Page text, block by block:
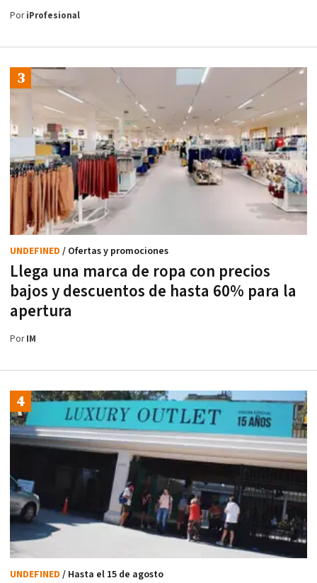
PoriProfesional
Llega una marca de ropa con precios
bajos y descuentos de hasta 60% para la
apertura
UNDEFINED / Ofertas y promociones
PorIM
UNDEFINED / Hasta el 15 de agosto